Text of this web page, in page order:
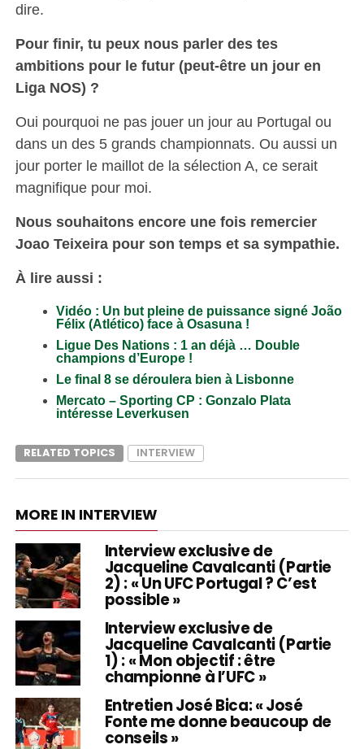
dire.
Pour finir, tu peux nous parler des tes
ambitions pour le futur (peut-être un jour en
Liga NOS) ?
Oui pourquoi ne pas jouer un jour au Portugal ou
dans un des 5 grands championnats. Ou aussi un
jour porter le maillot de la sélection A, ce serait
magnifique pour moi.
Nous souhaitons encore une fois remercier
Joao Teixeira pour son temps et sa sympathie.
À lire aussi :
Vidéo : Un but pleine de puissance signé João
Félix (Atlético) face à Osasuna !
Ligue Des Nations : 1 an déjà … Double
champions d’Europe !
Le final 8 se déroulera bien à Lisbonne
Mercato – Sporting CP : Gonzalo Plata
intéresse Leverkusen
RELATED TOPICS INTERVIEW
MORE IN INTERVIEW
Interview exclusive de
Jacqueline Cavalcanti (Partie
2) : « Un UFC Portugal ? C’est
possible »
Interview exclusive de
Jacqueline Cavalcanti (Partie
1) : « Mon objectif : être
championne à l’UFC »
Entretien José Bica: « José
Fonte me donne beaucoup de
conseils »